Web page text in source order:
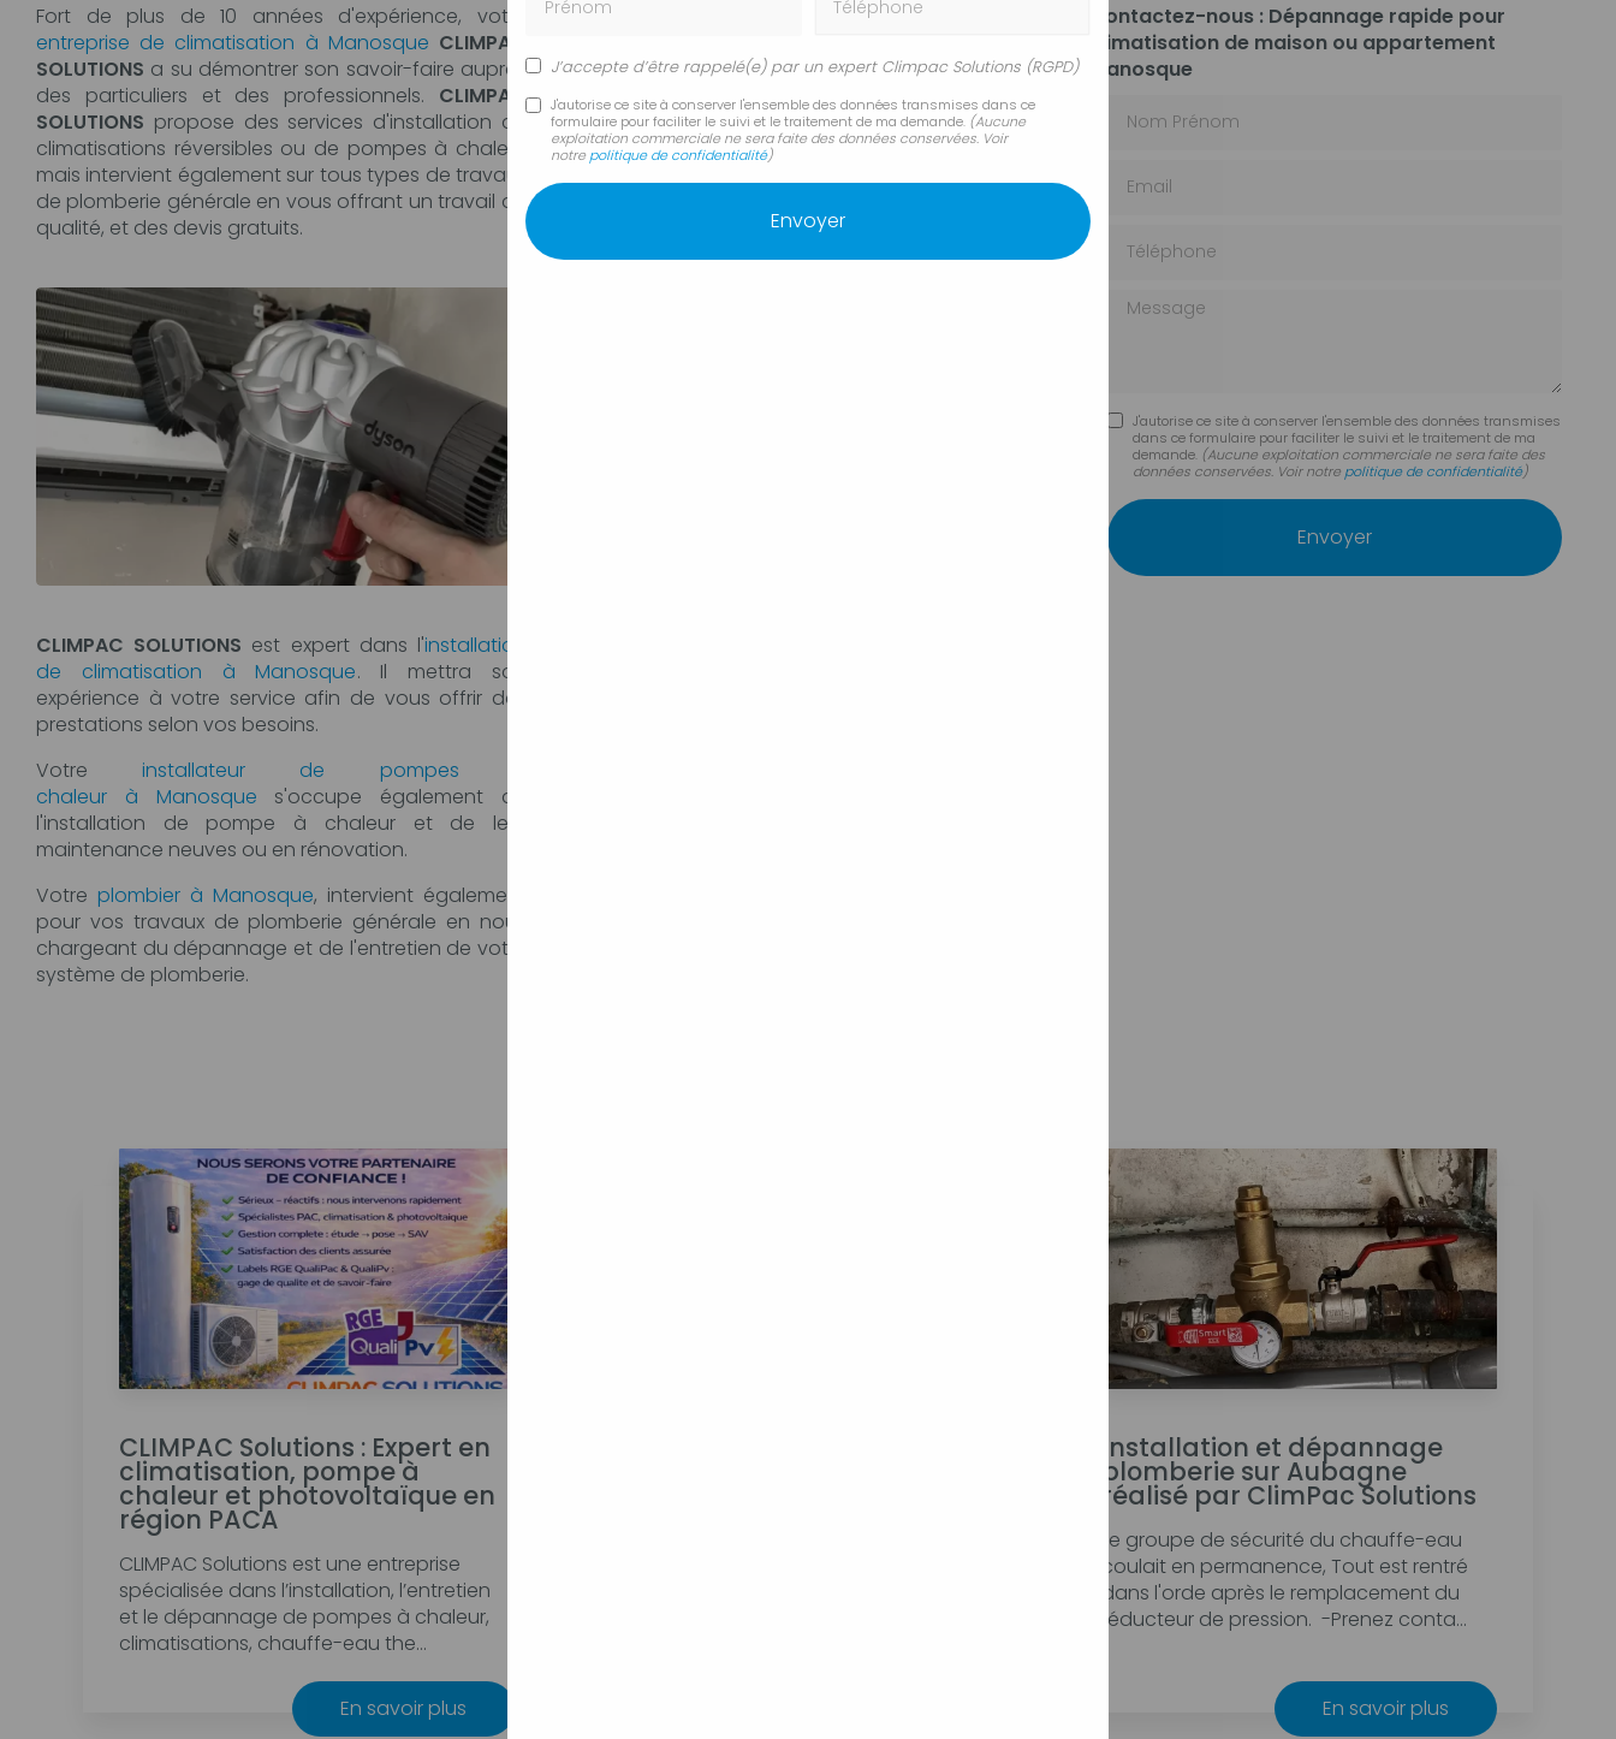
Fort de plus de 10 années d'expérience, votre
entreprise de climatisation à Manosque CLIMPAC
SOLUTIONS a su démontrer son savoir-faire auprès
des particuliers et des professionnels. CLIMPAC
SOLUTIONS propose des services d'installation de
climatisations réversibles ou de pompes à chaleur
mais intervient également sur tous types de travaux
de plomberie générale en vous offrant un travail de
qualité, et des devis gratuits.
CLIMPAC SOLUTIONS est expert dans l'installation
de climatisation à Manosque. Il mettra son
expérience à votre service afin de vous offrir des
prestations selon vos besoins.
Votreinstallateur de pompes à
chaleur à Manosque s'occupe également de
l'installation de pompe à chaleur et de leur
maintenance neuves ou en rénovation.
Votre plombier à Manosque, intervient également
pour vos travaux de plomberie générale en nous
chargeant du dépannage et de l'entretien de votre
système de plomberie.
En plus de ses services :
Dépannage rapide
appartement, CLIMPAC SOLUTIONSvous
propose aussi :
Changement et remplacement de chaudière fioul
par pompe à chaleur
Changement ou remplacement de chauffe-eau
Contrat d'entretien annuel de climatisation murale
Coût achat et pose de climatisation réversible
Contactez-nous : Dépannage rapide pour
climatisation de maison ou appartement
Manosque
Message
J'autorise ce site à conserver l'ensemble des données transmises
dans ce formulaire pour faciliter le suivi et le traitement de ma
demande. (Aucune exploitation commerciale ne sera faite des
données conservées. Voir notre politique de confidentialité)
CLIMPAC Solutions : Expert en
climatisation, pompe à
chaleur et photovoltaïque en
région PACA
CLIMPAC Solutions est une entreprise
spécialisée dans l’installation, l’entretien
et le dépannage de pompes à chaleur,
climatisations, chauffe-eau the...
En savoir plus
Installation et dépannage
plomberie sur Aubagne
réalisé par ClimPac Solutions
Le groupe de sécurité du chauffe-eau
coulait en permanence, Tout est rentré
dans l'orde après le remplacement du
réducteur de pression. -Prenez conta...
En savoir plus
J’accepte d’être rappelé(e) par un expert Climpac Solutions (RGPD)
J'autorise ce site à conserver l'ensemble des données transmises dans ce
formulaire pour faciliter le suivi et le traitement de ma demande. (Aucune
exploitation commerciale ne sera faite des données conservées. Voir
notre politique de confidentialité)